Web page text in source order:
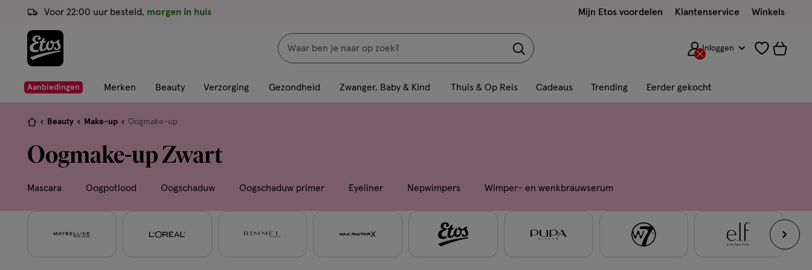
ga
de
hoofd
ga
naar
de
ga
naar
Voor 22:00 uur besteld, morgen in huis Mijn Etos voordelen Klantenservice Winkels
Zoeken
met
dit
geavanceerde
Inloggen
Aanbiedingen Merken Beauty Verzorging Gezondheid Zwanger, Baby & Kind Thuis & Op Reis Cadeaus Trending Eerder gekocht
Je
hier:
Beauty Make-up Oogmake-up
Oogmake-up Zwart
Mascara Oogpotlood Oogschaduw Oogschaduw primer Eyeliner Nepwimpers Wimper- en wenkbrauwserum